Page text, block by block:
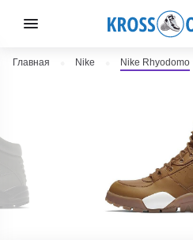
Главная Nike Nike Rhyodomo